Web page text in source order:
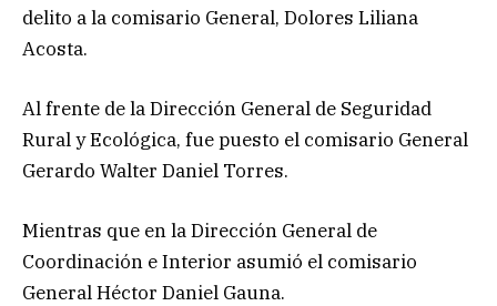
delito a la comisario General, Dolores Liliana
Acosta.
Al frente de la Dirección General de Seguridad
Rural y Ecológica, fue puesto el comisario General
Gerardo Walter Daniel Torres.
Mientras que en la Dirección General de
Coordinación e Interior asumió el comisario
General Héctor Daniel Gauna.